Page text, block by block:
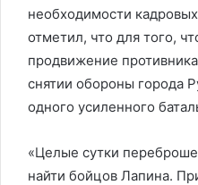
необходимости
отметил, что для того,
продвижение
снятии обороны города
одного усиленного
«Целые сутки
найти бойцов Лапина.